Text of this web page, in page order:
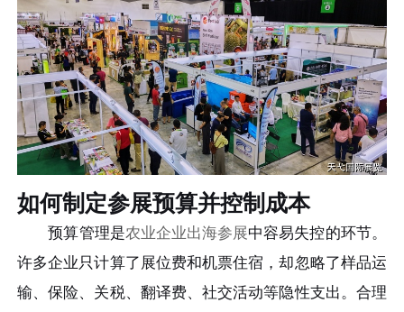
如何制定参展预算并控制成本
预算管理是农业企业出海参展中容易失控的环节。
许多企业只计算了展位费和机票住宿，却忽略了样品运
输、保险、关税、翻译费、社交活动等隐性支出。合理